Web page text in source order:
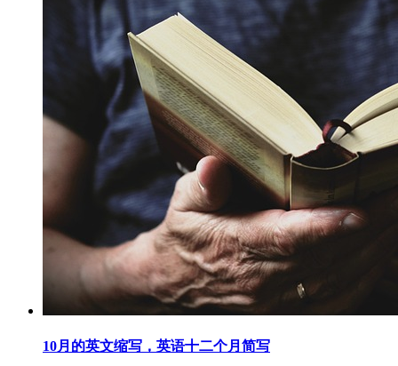
10月的英文缩写，英语十二个月简写